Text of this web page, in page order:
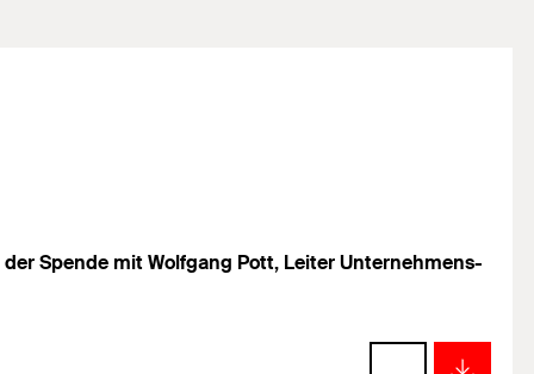
Spende mit Wolfgang Pott, Leiter Unternehmens-